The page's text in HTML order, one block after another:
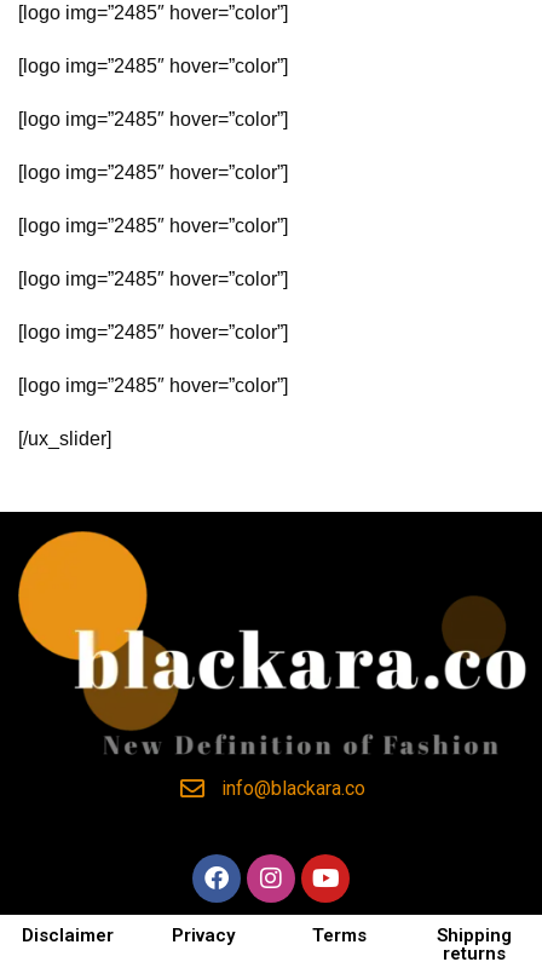
[logo img=”2485″ hover=”color”]
[logo img=”2485″ hover=”color”]
[logo img=”2485″ hover=”color”]
[logo img=”2485″ hover=”color”]
[logo img=”2485″ hover=”color”]
[logo img=”2485″ hover=”color”]
[logo img=”2485″ hover=”color”]
[logo img=”2485″ hover=”color”]
[/ux_slider]
info@blackara.co
Disclaimer Privacy Terms
Shipping
returns